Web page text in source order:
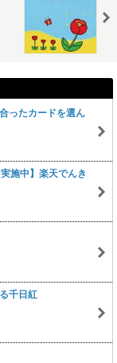
ったカードを選ん
施中】楽天でんき
千日紅